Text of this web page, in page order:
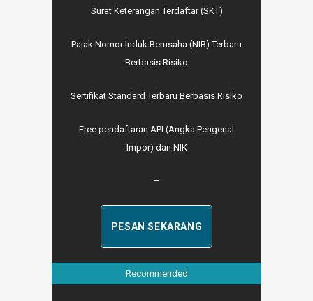
Surat Keterangan Terdaftar (SKT)
Pajak Nomor Induk Berusaha (NIB) Terbaru
Berbasis Risiko
Sertifikat Standard Terbaru Berbasis Risiko
Free pendaftaran API (Angka Pengenal
Impor) dan NIK
–
PESAN SEKARANG
Recommended